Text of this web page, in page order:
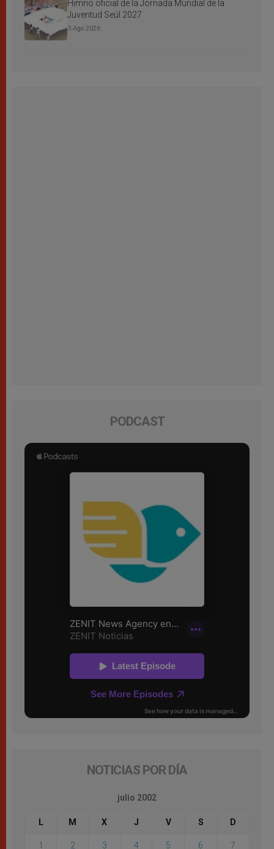
Himno oficial de la Jornada Mundial de la
Juventud Seúl 2027
3 Ago 2026
PODCAST
NOTICIAS POR DÍA
julio 2002
L M X J V S D
1 2 3 4 5 6 7